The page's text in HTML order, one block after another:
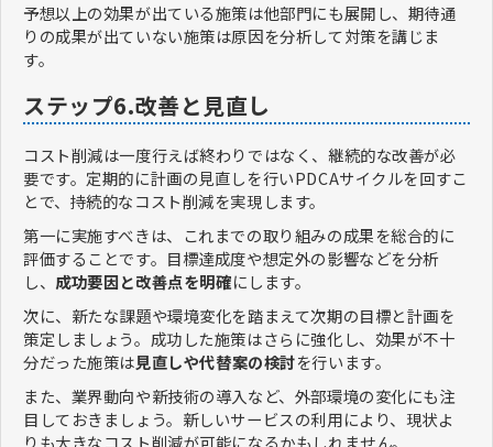
予想以上の効果が出ている施策は他部門にも展開し、期待通
りの成果が出ていない施策は原因を分析して対策を講じま
す。
ステップ6.改善と見直し
コスト削減は一度行えば終わりではなく、継続的な改善が必
要です。定期的に計画の見直しを行いPDCAサイクルを回すこ
とで、持続的なコスト削減を実現します。
第一に実施すべきは、これまでの取り組みの成果を総合的に
評価することです。目標達成度や想定外の影響などを分析
し、 成功要因と改善点を明確にします。
次に、新たな課題や環境変化を踏まえて次期の目標と計画を
策定しましょう。成功した施策はさらに強化し、効果が不十
分だった施策は見直しや代替案の検討を行います。
また、業界動向や新技術の導入など、外部環境の変化にも注
目しておきましょう。新しいサービスの利用により、現状よ
りも大きなコスト削減が可能になるかもしれません。